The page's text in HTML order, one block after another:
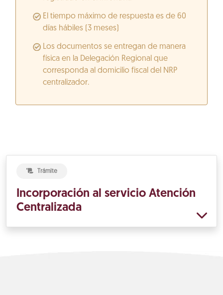
El tiempo máximo de respuesta es de 60
días hábiles (3 meses)
Los documentos se entregan de manera
física en la Delegación Regional que
corresponda al domicilio fiscal del NRP
centralizador.
Trámite
Incorporación al servicio Atención
Centralizada